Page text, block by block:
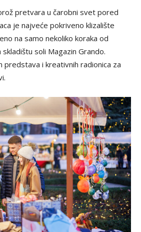
pretvara u čarobni svet pored
je najveće pokriveno klizalište
na samo nekoliko koraka od
soli Magazin Grando.
predstava i kreativnih radionica za